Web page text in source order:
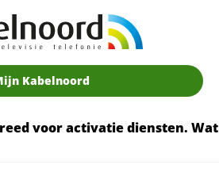
Kabelnoord
voor activatie diensten. Wat